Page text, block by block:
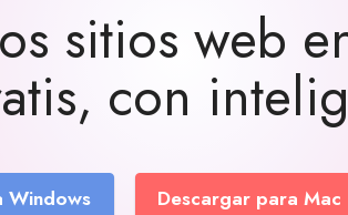
sitios web
con
Windows Descargar para Mac